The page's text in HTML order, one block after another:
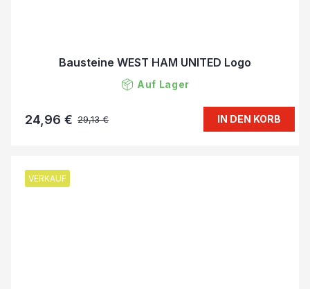
Bausteine WEST HAM UNITED Logo
Auf Lager
29,13 €
24,96 € IN DEN KORB
VERKAUF